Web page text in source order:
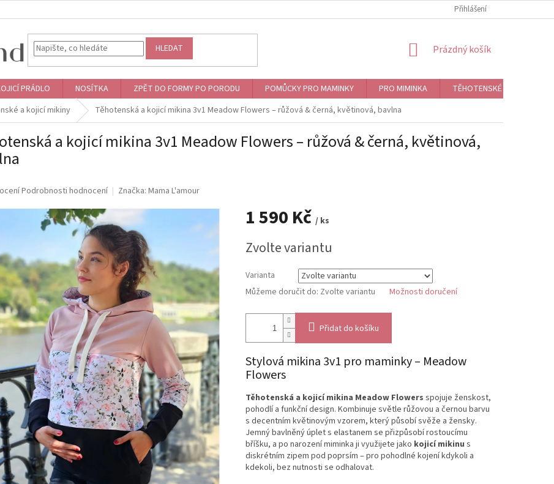
Přihlášení
HLEDAT
NÁKUPNÍ
Prázdný košík
PRÁDLO NOSÍTKA ZPĚT DO FORMY PO PORODU POMŮCKY PRO MAMINKY PRO MIMINKA
TĚHOTENSKÉ ROLNIČKY,
a kojicí mikiny Těhotenská a kojicí mikina 3v1 Meadow Flowers – růžová & černá, květinová, bavlna
a kojicí mikina 3v1 Meadow Flowers – růžová & černá, květinová,
Podrobnosti hodnocení Značka: Mama L'amour
1 590 Kč / ks
cena:
Zvolte variantu
Varianta
Můžeme doručit do: Zvolte variantu Možnosti doručení
Přidat do košíku
Stylová mikina 3v1 pro maminky – Meadow
Flowers
Těhotenská a kojicí mikina Meadow Flowers spojuje ženskost,
pohodlía funkčnídesign. Kombinuje světle růžovou a černou barvu
s decentním květinovým vzorem, který působí svěže a žensky.
Jemný bavlněný úplet s elastanem se přizpůsobí rostoucímu
bříšku, a po narození miminka ji využijete jako kojicí mikinu s
diskrétním zipem pod poprsím – pro pohodlné kojení kdykoli a
kdekoli, bez nutnosti se odhalovat.